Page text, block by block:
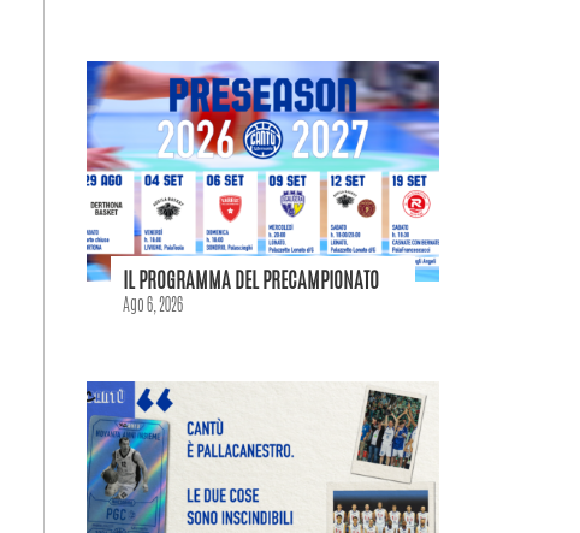
IL PROGRAMMA DEL PRECAMPIONATO
Ago 6, 2026